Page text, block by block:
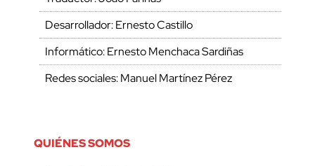
Desarrollador: Ernesto Castillo
Informático: Ernesto Menchaca Sardiñas
Redes sociales: Manuel Martínez Pérez
QUIÉNES SOMOS